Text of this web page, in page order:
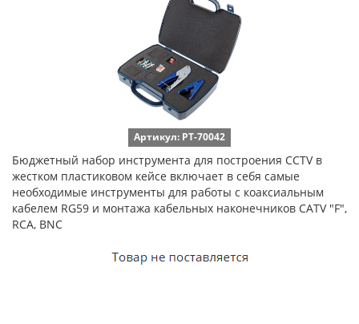
Артикул: PT-70042
Бюджетный набор инструмента для построения CCTV в
жестком пластиковом кейсе включает в себя самые
необходимые инструменты для работы с коаксиальным
кабелем RG59 и монтажа кабельных наконечников CATV "F",
RCA, BNC